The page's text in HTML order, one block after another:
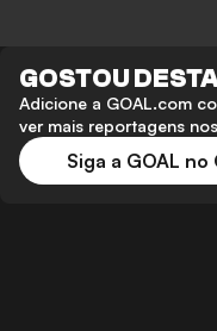
GOSTOU
Adicione a GOAL.com
ver mais reportagens
Siga a GOAL no